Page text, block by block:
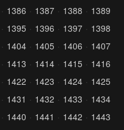
1386 1387 1388
1389
1395 1396 1397
1398
1404 1405 1406
1407
1413 1414 1415
1416
1422 1423 1424
1425
1431 1432 1433
1434
1440 1441 1442
1443